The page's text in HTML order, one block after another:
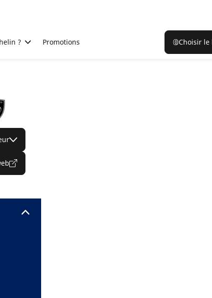
? Promotions Choisir le